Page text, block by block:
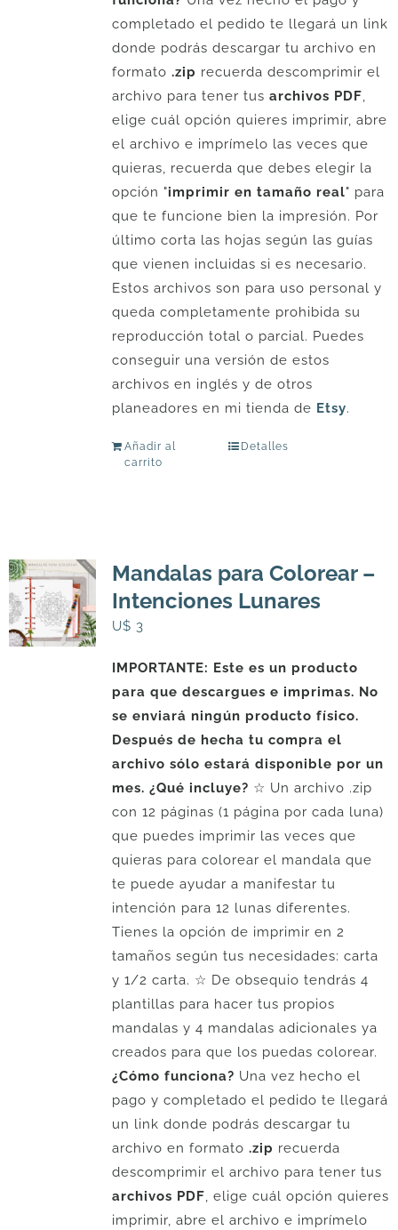
completado el pedido te llegará un link
donde podrás descargar tu archivo en
formato .zip recuerda descomprimir el
archivo para tener tus archivos PDF,
elige cuál opción quieres imprimir, abre
el archivo e imprímelo las veces que
quieras, recuerda que debes elegir la
opción "imprimir en tamaño real" para
que te funcione bien la impresión. Por
último corta las hojas según las guías
que vienen incluidas si es necesario.
Estos archivos son para uso personal y
queda completamente prohibida su
reproducción total o parcial. Puedes
conseguir una versión de estos
archivos en inglés y de otros
planeadores en mi tienda de Etsy.
Añadir al
carrito
Detalles
Mandalas para Colorear –
Intenciones Lunares
U$ 3
IMPORTANTE: Este es un producto
para que descargues e imprimas. No
se enviará ningún producto físico.
Después de hecha tu compra el
archivo sólo estará disponible por un
mes. ¿Qué incluye? ☆ Un archivo .zip
con 12 páginas (1 página por cada luna)
que puedes imprimir las veces que
quieras para colorear el mandala que
te puede ayudar a manifestar tu
intención para 12 lunas diferentes.
Tienes la opción de imprimir en 2
tamaños según tus necesidades: carta
y 1/2 carta. ☆ De obsequio tendrás 4
plantillas para hacer tus propios
mandalas y 4 mandalas adicionales ya
creados para que los puedas colorear.
¿Cómo funciona? Una vez hecho el
pago y completado el pedido te llegará
un link donde podrás descargar tu
archivo en formato .zip recuerda
descomprimir el archivo para tener tus
archivos PDF, elige cuál opción quieres
imprimir, abre el archivo e imprímelo